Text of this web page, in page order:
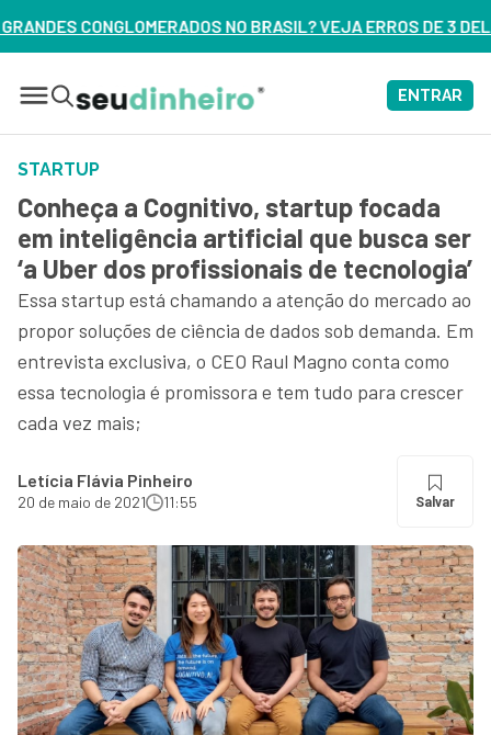
BRASIL? VEJA ERROS DE 3 DELES – ASSISTA AGORA
ENTRAR
STARTUP
Conheça a Cognitivo, startup focada
em inteligência artificial que busca ser
‘a Uber dos profissionais de tecnologia’
Essa startup está chamando a atenção do mercado ao
propor soluções de ciência de dados sob demanda. Em
entrevista exclusiva, o CEO Raul Magno conta como
essa tecnologia é promissora e tem tudo para crescer
cada vez mais;
Letícia Flávia Pinheiro
20 de maio de 2021 11:55 Salvar